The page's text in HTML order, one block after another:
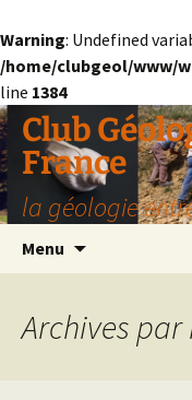
Warning: Undefined
/home/clubgeol/www/
line 1384
Aller
au
contenu
Club
France
la géologie
Menu
Archives